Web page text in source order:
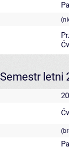
letni